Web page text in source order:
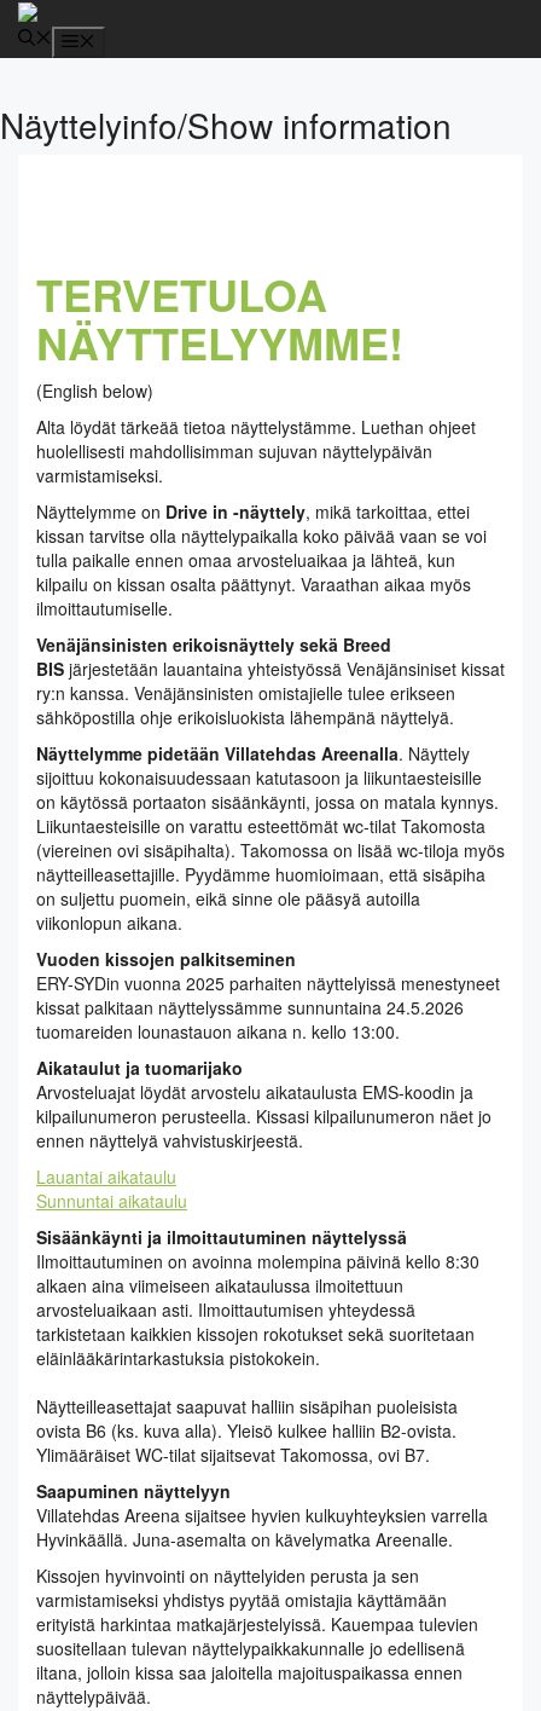
Siirry
sisältöön
Näyttelyinfo/Show information
TERVETULOA
NÄYTTELYYMME!
(English below)
Alta löydät tärkeää tietoa näyttelystämme. Luethan ohjeet
huolellisesti mahdollisimman sujuvan näyttelypäivän
varmistamiseksi.
Näyttelymme on Drive in -näyttely, mikä tarkoittaa, ettei
kissan tarvitse olla näyttelypaikalla koko päivää vaan se voi
tulla paikalle ennen omaa arvosteluaikaa ja lähteä, kun
kilpailu on kissan osalta päättynyt. Varaathan aikaa myös
ilmoittautumiselle.
Venäjänsinisten erikoisnäyttely sekä Breed
BIS järjestetään lauantaina yhteistyössä Venäjänsiniset kissat
ry:n kanssa. Venäjänsinisten omistajielle tulee erikseen
sähköpostilla ohje erikoisluokista lähempänä näyttelyä.
Näyttelymme pidetään Villatehdas Areenalla. Näyttely
sijoittuu kokonaisuudessaan katutasoon ja liikuntaesteisille
on käytössä portaaton sisäänkäynti, jossa on matala kynnys.
Liikuntaesteisille on varattu esteettömät wc-tilat Takomosta
(viereinen ovi sisäpihalta). Takomossa on lisää wc-tiloja myös
näytteilleasettajille. Pyydämme huomioimaan, että sisäpiha
on suljettu puomein, eikä sinne ole pääsyä autoilla
viikonlopun aikana.
Vuoden kissojen palkitseminen
ERY-SYDin vuonna 2025 parhaiten näyttelyissä menestyneet
kissat palkitaan näyttelyssämme sunnuntaina 24.5.2026
tuomareiden lounastauon aikana n. kello 13:00.
Aikataulut ja tuomarijako
Arvosteluajat löydät arvostelu aikataulusta EMS-koodin ja
kilpailunumeron perusteella. Kissasi kilpailunumeron näet jo
ennen näyttelyä vahvistuskirjeestä.
Lauantai aikataulu
Sunnuntai aikataulu
Sisäänkäynti ja ilmoittautuminen näyttelyssä
Ilmoittautuminen on avoinna molempina päivinä kello 8:30
alkaen aina viimeiseen aikataulussa ilmoitettuun
arvosteluaikaan asti. Ilmoittautumisen yhteydessä
tarkistetaan kaikkien kissojen rokotukset sekä suoritetaan
eläinlääkärintarkastuksia pistokokein.
Näytteilleasettajat saapuvat halliin sisäpihan puoleisista
ovista B6 (ks. kuva alla). Yleisö kulkee halliin B2-ovista.
Ylimääräiset WC-tilat sijaitsevat Takomossa, ovi B7.
Saapuminen näyttelyyn
Villatehdas Areena sijaitsee hyvien kulkuyhteyksien varrella
Hyvinkäällä. Juna-asemalta on kävelymatka Areenalle.
Kissojen hyvinvointi on näyttelyiden perusta ja sen
varmistamiseksi yhdistys pyytää omistajia käyttämään
erityistä harkintaa matkajärjestelyissä. Kauempaa tulevien
suositellaan tulevan näyttelypaikkakunnalle jo edellisenä
iltana, jolloin kissa saa jaloitella majoituspaikassa ennen
näyttelypäivää.